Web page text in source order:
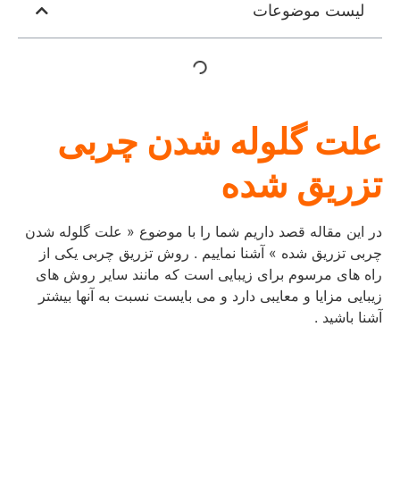
لیست موضوعات
علت گلوله شدن چربی
تزریق شده
در این مقاله قصد داریم شما را با موضوع « علت گلوله شدن
چربی تزریق شده » آشنا نماییم . روش تزریق چربی یکی از
راه های مرسوم برای زیبایی است که مانند سایر روش های
زیبایی مزایا و معایبی دارد و می بایست نسبت به آنها بیشتر
آشنا باشید .